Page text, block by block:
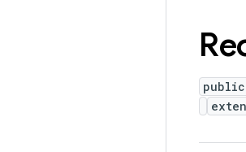
public